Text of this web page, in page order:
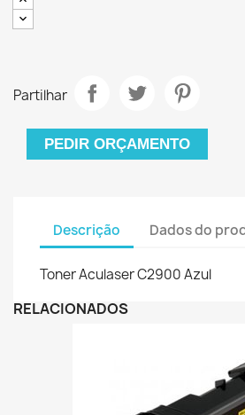
Partilhar
PEDIR ORÇAMENTO
Descrição Dados do
Toner Aculaser C2900 Azul
RELACIONADOS